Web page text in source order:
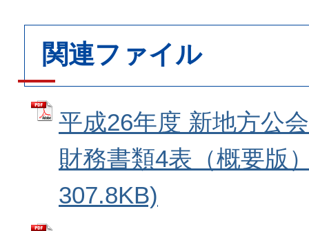
関連ファイル
平成26年度 新地方公
財務書類4表（概要版
307.8KB)